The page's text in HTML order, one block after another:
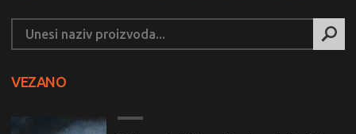
VEZANO